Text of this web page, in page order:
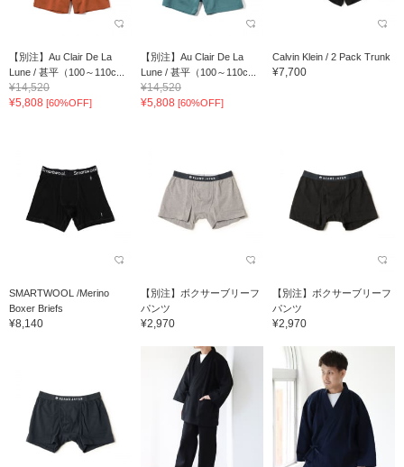
【別注】Au Clair De La
Lune / 甚平（100～110c...
¥14,520
¥5,808 [60%OFF]
【別注】Au Clair De La
Lune / 甚平（100～110c...
¥14,520
¥5,808 [60%OFF]
Calvin Klein / 2 Pack Trunk
¥7,700
SMARTWOOL /Merino
Boxer Briefs
¥8,140
【別注】ボクサーブリーフ
パンツ
¥2,970
【別注】ボクサーブリーフ
パンツ
¥2,970